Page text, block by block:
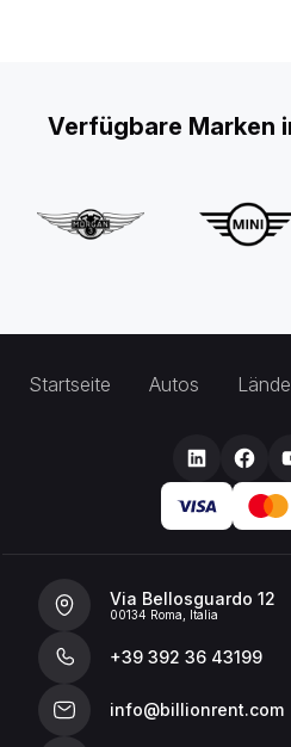
Verfügbare Marken
Startseite Autos
Via Bellosguardo 12
00134 Roma, Italia
+39 392 36 43199
info@billionrent.com